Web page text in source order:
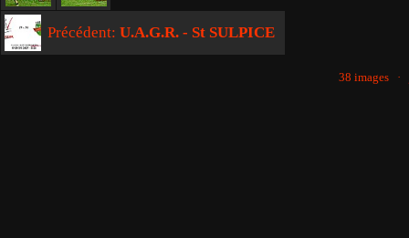
Précédent: U.A.G.R. - St SULPICE
38 images ·